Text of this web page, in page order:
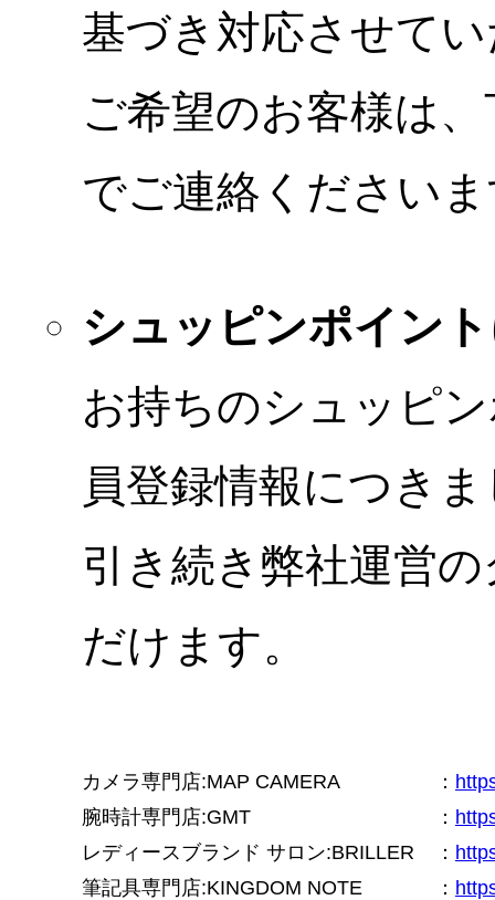
基づき対応させて
ご希望のお客様は
でご連絡ください
シュッピンポイン
お持ちのシュッピ
員登録情報につき
引き続き弊社運営
だけます。
カメラ専門店:MAP CAMERA ：
腕時計専門店:GMT
：
レディースブランド サロン:BRILLER
：
筆記具専門店:KINGDOM NOTE
：